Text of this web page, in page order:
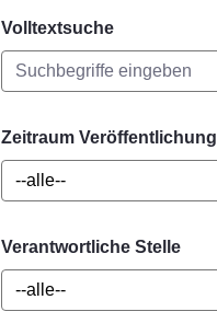
Volltextsuche
Zeitraum Veröffentlichung
Verantwortliche Stelle